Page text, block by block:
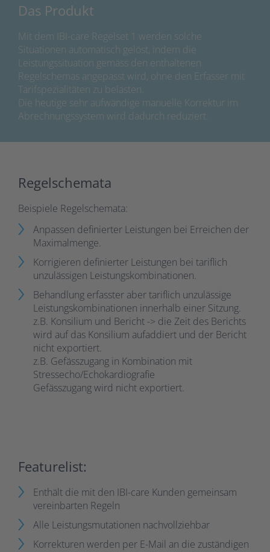
Das Produkt
Mit dem IBI-care Regelset 1 werden solche
Situationen automatisch gelöst, indem die
Leistungssituation gemäss den enthaltenen
Regelschemas angepasst wird, ohne den Erfasser mit
Tarifspezialitäten zu belasten.
Die heutige sehr aufwändige manuelle Korrektur im
Abrechnungssystem wird dadurch reduziert.
Regelschemata
Beispiele Regelschemata:
Anpassen definierter Leistungen bei Erreichen der
Maximalmenge.
Korrigieren definierter Leistungen bei tariflich
unzulässigen Leistungskombinationen.
Behandlung erfasster aber tariflich unzulässige
Leistungskombinationen innerhalb einer Sitzung.
z.B. Konsilium und Bericht -> die Zeit des Berichts
wird auf das Konsilium aufaddiert und der Bericht
nicht exportiert.
z.B. Gefässzugang in Kombination mit
Stressecho/Echokardiografie
Gefässzugang wird nicht exportiert.
Featurelist:
Enthält die mit den IBI-care Kunden gemeinsam
vereinbarten Regeln
Alle Leistungsmutationen nachvollziehbar
Korrekturen werden per E-Mail an die zuständigen